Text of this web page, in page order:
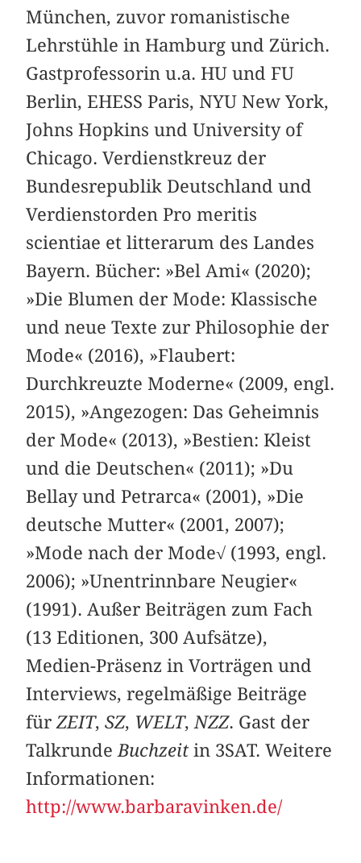
München, zuvor romanistische
Lehrstühle in Hamburg und Zürich.
Gastprofessorin u.a. HU und FU
Berlin, EHESS Paris, NYU New York,
Johns Hopkins und University of
Chicago. Verdienstkreuz der
Bundesrepublik Deutschland und
Verdienstorden Pro meritis
scientiae et litterarum des Landes
Bayern. Bücher: »Bel Ami« (2020);
»Die Blumen der Mode: Klassische
und neue Texte zur Philosophie der
Mode« (2016), »Flaubert:
Durchkreuzte Moderne« (2009, engl.
2015), »Angezogen: Das Geheimnis
der Mode« (2013), »Bestien: Kleist
und die Deutschen« (2011); »Du
Bellay und Petrarca« (2001), »Die
deutsche Mutter« (2001, 2007);
»Mode nach der Mode√ (1993, engl.
2006); »Unentrinnbare Neugier«
(1991). Außer Beiträgen zum Fach
(13 Editionen, 300 Aufsätze),
Medien-Präsenz in Vorträgen und
Interviews, regelmäßige Beiträge
für ZEIT,SZ, WELT, NZZ. Gast der
Talkrunde Buchzeit in 3SAT. Weitere
Informationen:
http://www.barbaravinken.de/